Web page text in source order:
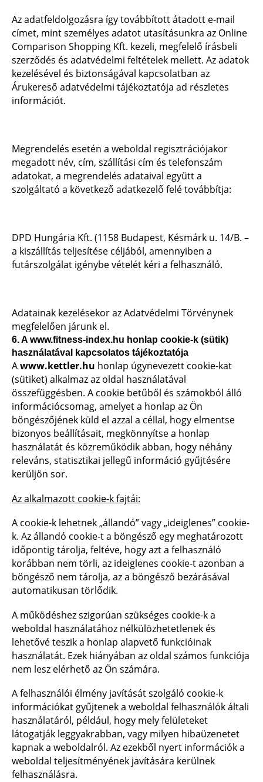
Az adatfeldolgozásra így továbbított átadott e-mail
címet, mint személyes adatot utasításunkra az Online
Comparison Shopping Kft. kezeli, megfelelő írásbeli
szerződés és adatvédelmi feltételek mellett. Az adatok
kezelésével és biztonságával kapcsolatban az
Árukereső adatvédelmi tájékoztatója ad részletes
információt.
Megrendelés esetén a weboldal regisztrációjakor
megadott név, cím, szállítási cím és telefonszám
adatokat, a megrendelés adataival együtt a
szolgáltató a következő adatkezelő felé továbbítja:
DPD Hungária Kft. (1158 Budapest, Késmárk u. 14/B. –
a kiszállítás teljesítése céljából, amennyiben a
futárszolgálat igénybe vételét kéri a felhasználó.
Adatainak kezelésekor az Adatvédelmi Törvénynek
megfelelően járunk el.
6. A www.fitness-index.hu honlap cookie-k (sütik)
használatával kapcsolatos tájékoztatója
Awww.kettler.hu honlap úgynevezett cookie-kat
(sütiket) alkalmaz az oldal használatával
összefüggésben. A cookie betűből és számokból álló
információcsomag, amelyet a honlap az Ön
böngészőjének küld el azzal a céllal, hogy elmentse
bizonyos beállításait, megkönnyítse a honlap
használatát és közreműködik abban, hogy néhány
releváns, statisztikai jellegű információ gyűjtésére
kerüljön sor.
Az alkalmazott cookie-k fajtái:
A cookie-k lehetnek „állandó” vagy „ideiglenes” cookie-
k. Az állandó cookie-t a böngésző egy meghatározott
időpontig tárolja, feltéve, hogy azt a felhasználó
korábban nem törli, az ideiglenes cookie-t azonban a
böngésző nem tárolja, az a böngésző bezárásával
automatikusan törlődik.
A működéshez szigorúan szükséges cookie-k a
weboldal használatához nélkülözhetetlenek és
lehetővé teszik a honlap alapvető funkcióinak
használatát. Ezek hiányában az oldal számos funkciója
nem lesz elérhető az Ön számára.
A felhasználói élmény javítását szolgáló cookie-k
információkat gyűjtenek a weboldal felhasználók általi
használatáról, például, hogy mely felületeket
látogatják leggyakrabban, vagy milyen hibaüzenetet
kapnak a weboldalról. Az ezekből nyert információk a
weboldal teljesítményének javítására kerülnek
felhasználásra.